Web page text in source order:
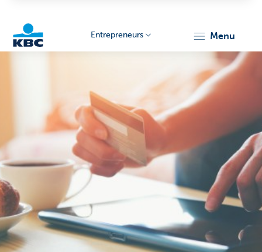
Entrepreneurs
Entrepreneurs menu